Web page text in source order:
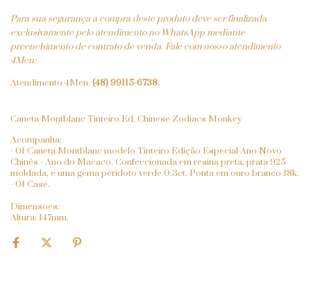
Para sua segurança a compra deste produto deve ser finalizada
exclusivamente pelo atendimento no WhatsApp mediante
preenchimento de contrato de venda. Fale com nosso atendimento
4Men:
Atendimento 4Men: (48) 99115-6738.
Caneta Montblanc Tinteiro Ed. Chinese Zodiacs Monkey
Acompanha:
- 01 Caneta Montblanc modelo Tinteiro Edição Especial Ano Novo
Chinês - Ano do Macaco. Confeccionada em resina preta, prata 925
moldada, e uma gema peridoto verde 0.3ct. Ponta em ouro branco 18k.
- 01 Case.
Dimensoes:
Altura: 147mm.